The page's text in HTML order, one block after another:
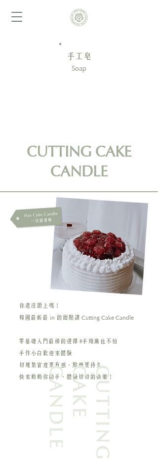
手工皂
Soap
CUTTING CAKE
CANDLE
你還沒跟上嗎！
韓國最新最 in 的甜點課 Cutting Cake Candle
零基礎入門最棒的選擇 #手殘黨也不怕
手作小白歡迎來體驗
切塊紮實度更有感，點燃更持久
快來動動你的手，體驗切切的快樂！
CUTTING
C
A
K
E
C
A
N
D
L
E課程內容